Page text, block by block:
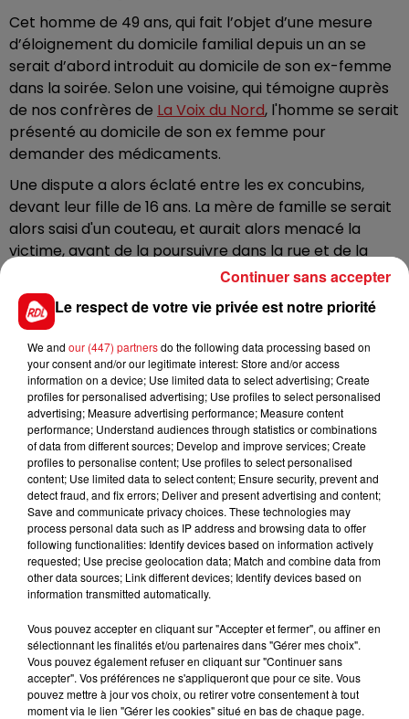
Cet homme de 49 ans, qui fait l’objet d’une mesure
d’éloignement du domicile familial depuis un an se
serait d’abord introduit au domicile de son ex-femme
dans la soirée. Selon une voisine, qui témoigne auprès
de nos confrères de La Voix du Nord, l'homme se serait
présenté au domicile de son ex femme pour
demander des médicaments.
Une dispute a alors éclaté entre les ex concubins,
devant leur fille de 16 ans. La mère de famille se serait
alors saisi d'un couteau, et aurait alors menacé la
victime, avant de la poursuivre dans la rue et de la
Elle a été interpellée, et placée en garde à vue.
L’homme, lui, a été retrouvé légèrement blessé après
5 heures de recherches, sur le terril du 6/14, ou il
vivrait dans une tente depuis un an. Les pompiers ont
déployé d'importants moyens de recherche pour
retrouver cet homme, sur un espace immense. Ils ont
notamment utilisé un drône à caméra thermique,
pour tenter de localiser l'homme, qui a finalement été
pris en charge et transporté à l'hôpital, légèrement
blessé.
FIL D'ACTUS
Le respect de votre vie privée est notre priorité
We and our (447) partnersdo the following data processing based on
your consent and/or our legitimate interest: Store and/or access
information on a device; Use limited data to select advertising; Create
profiles for personalised advertising; Use profiles to select personalised
advertising; Measure advertising performance; Measure content
performance; Understand audiences through statistics or combinations
of data from different sources; Develop and improve services; Create
profiles to personalise content; Use profiles to select personalised
content; Use limited data to select content; Ensure security, prevent and
detect fraud, and fix errors; Deliver and present advertising and content;
Save and communicate privacy choices. These technologies may
process personal data such as IP address and browsing data to offer
following functionalities: Identify devices based on information actively
requested; Use precise geolocation data; Match and combine data from
other data sources; Link different devices; Identify devices based on
information transmitted automatically.
Vous pouvez accepter en cliquant sur "Accepter et fermer", ou affiner en
sélectionnant les finalités et/ou partenaires dans "Gérer mes choix".
Vous pouvez également refuser en cliquant sur "Continuer sans
accepter". Vos préférences ne s'appliqueront que pour ce site. Vous
pouvez mettre à jour vos choix, ou retirer votre consentement à tout
moment via le lien "Gérer les cookies" situé en bas de chaque page.
Continuer sans accepter